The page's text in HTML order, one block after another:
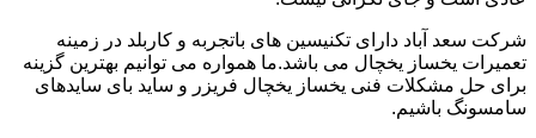
شرکت سعد آباد دارای تکنیسین های باتجربه و کاربلد در زمینه
تعمیرات یخساز یخچال می باشد.ما همواره می توانیم بهترین گزینه
برای حل مشکلات فنی یخساز یخچال فریزر و ساید بای سایدهای
سامسونگ باشیم.